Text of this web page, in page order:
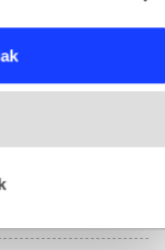
eta zerbitzuak
Googlen.